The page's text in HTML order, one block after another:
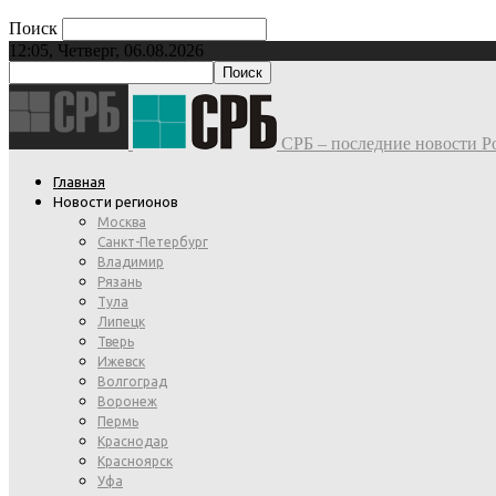
Поиск
12:05, Четверг, 06.08.2026
СРБ – последние новости
Главная
Новости регионов
Москва
Санкт-Петербург
Владимир
Рязань
Тула
Липецк
Тверь
Ижевск
Волгоград
Воронеж
Пермь
Краснодар
Красноярск
Уфа